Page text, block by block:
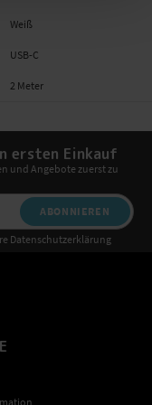
Weiß
USB-C
2 Meter
ersten Einkauf
und Angebote zuerst zu
ABONNIEREN
Datenschutzerklärung